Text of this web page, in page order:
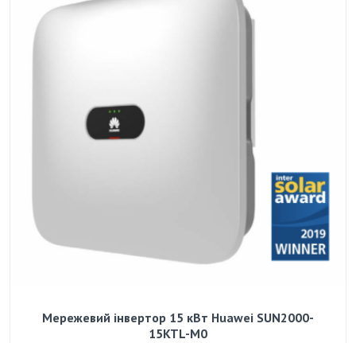
Мережевий інвертор 15 кВт Huawei SUN2000-
15KTL-M0